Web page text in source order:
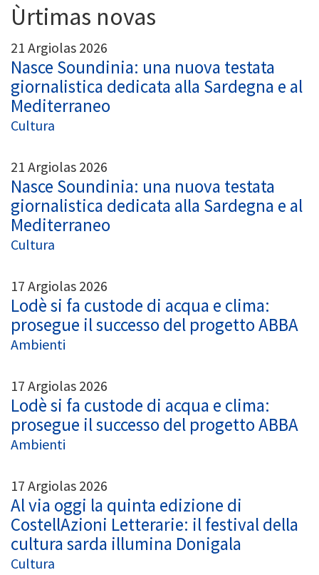
Ùrtimas novas
21 Argiolas 2026
Nasce Soundinia: una nuova testata
giornalistica dedicata alla Sardegna e al
Mediterraneo
Cultura
21 Argiolas 2026
Nasce Soundinia: una nuova testata
giornalistica dedicata alla Sardegna e al
Mediterraneo
Cultura
17 Argiolas 2026
Lodè si fa custode di acqua e clima:
prosegue il successo del progetto ABBA
Ambienti
17 Argiolas 2026
Lodè si fa custode di acqua e clima:
prosegue il successo del progetto ABBA
Ambienti
17 Argiolas 2026
Al via oggi la quinta edizione di
CostellAzioni Letterarie: il festival della
cultura sarda illumina Donigala
Cultura